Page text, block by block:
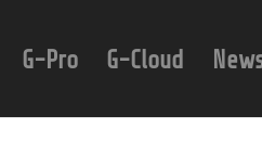
G-Pro G-Cloud